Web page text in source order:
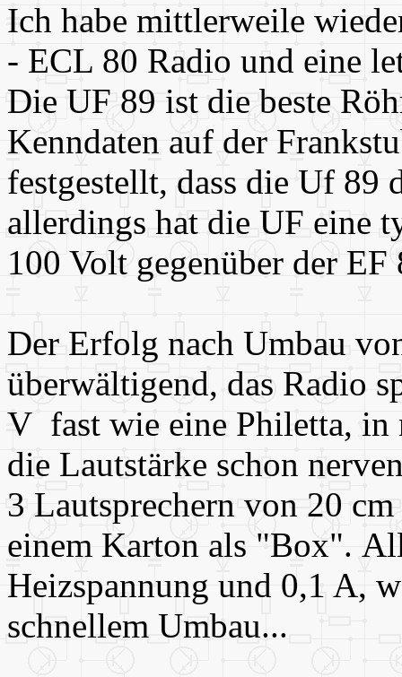
Ich habe mittlerweile
- ECL 80 Radio und eine
Die UF 89 ist die beste
Kenndaten auf der
festgestellt, dass die Uf 89
allerdings hat die UF eine
100 Volt gegenüber der
Der Erfolg nach Umbau
überwältigend, das Radio
V fast wie eine Philetta, in
die Lautstärke schon
3 Lautsprechern von 20
einem Karton als "Box".
Heizspannung und 0,1 A,
schnellem Umbau...